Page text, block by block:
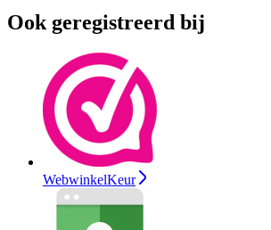
Ook geregistreerd bij
WebwinkelKeur